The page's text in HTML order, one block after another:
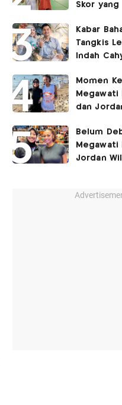
Skor yang
Libatkan
Kabar
Tangkis
Indah
Momen
Megawati
dan
Hillstate
Belum
Megawati
Jordan